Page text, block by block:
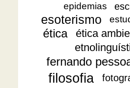
epidemias
esoterismo
ética
ética
fernando
filosofia